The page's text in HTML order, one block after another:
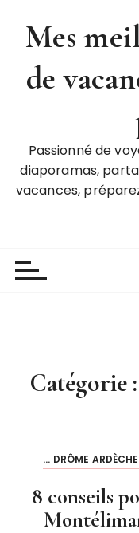
Mes
de
Passionné de
diaporamas,
vacances,
Catégorie :
... DRÔME
8 conseils